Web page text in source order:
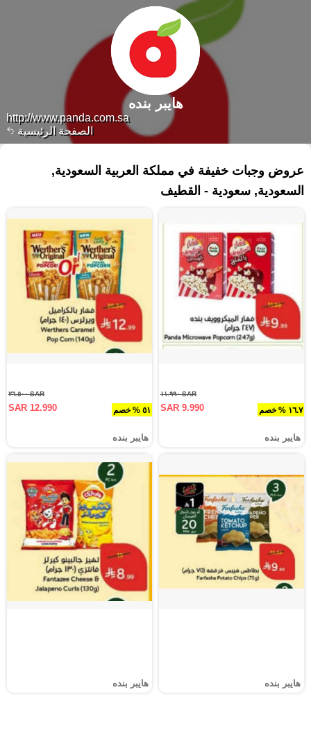
الصفحة الرئيسية
http://www.panda.com.sa
هايبر بنده
عروض وجبات خفيفة في مملكة العربية السعودية,
السعودية, سعودية - القطيف‎
١٦.٧ % خصم
SAR ١١.٩٩٠
SAR 9.990
هايبر بنده
٥١ % خصم
SAR ٢٦.٥٠٠
SAR 12.990
هايبر بنده
هايبر بنده هايبر بنده